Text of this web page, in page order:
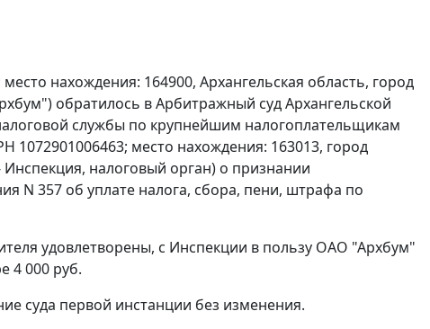
нахождения: 164900, Архангельская область, город
обратилось в Арбитражный суд Архангельской
службы по крупнейшим налогоплательщикам
1072901006463; место нахождения: 163013, город
Инспекция, налоговый орган) о признании
N 357 об уплате налога, сбора, пени, штрафа по
удовлетворены, с Инспекции в пользу ОАО "Архбум"
4 000 руб.
суда первой инстанции без изменения.